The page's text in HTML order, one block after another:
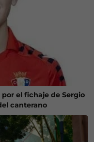
el fichaje de Sergio
canterano